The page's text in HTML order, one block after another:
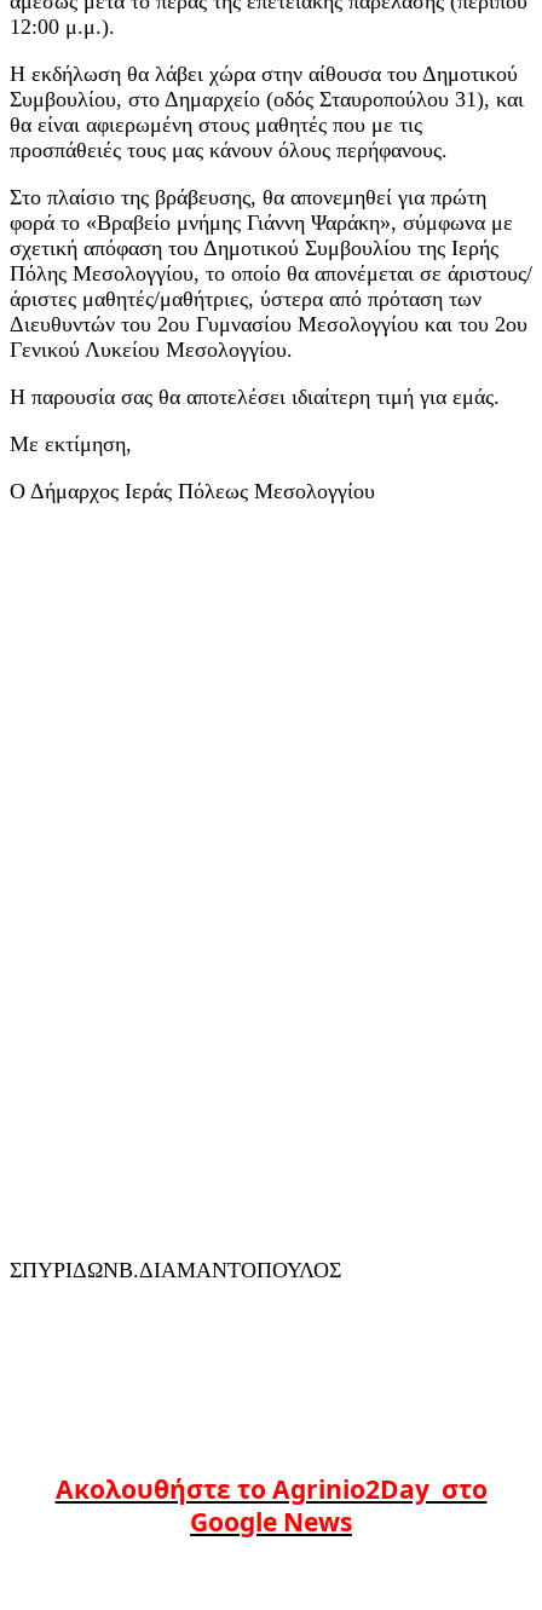
12:00 μ.μ.).
Η εκδήλωση θα λάβει χώρα στην αίθουσα του Δημοτικού
Συμβουλίου, στο Δημαρχείο (οδός Σταυροπούλου 31), και
θα είναι αφιερωμένη στους μαθητές που με τις
προσπάθειές τους μας κάνουν όλους περήφανους.
Στο πλαίσιο της βράβευσης, θα απονεμηθεί για πρώτη
φορά το «Βραβείο μνήμης Γιάννη Ψαράκη», σύμφωνα με
σχετική απόφαση του Δημοτικού Συμβουλίου της Ιερής
Πόλης Μεσολογγίου, το οποίο θα απονέμεται σε άριστους/
άριστες μαθητές/μαθήτριες, ύστερα από πρόταση των
Διευθυντών του 2ου Γυμνασίου Μεσολογγίου και του 2ου
Γενικού Λυκείου Μεσολογγίου.
Η παρουσία σας θα αποτελέσει ιδιαίτερη τιμή για εμάς.
Με εκτίμηση,
Ο Δήμαρχος Ιεράς Πόλεως Μεσολογγίου
ΣΠΥΡΙΔΩΝΒ.ΔΙΑΜΑΝΤΟΠΟΥΛΟΣ
Ακολουθήστε το Agrinio2Day στο
Google News